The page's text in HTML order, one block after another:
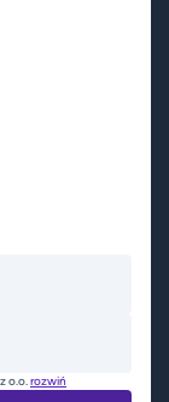
o.o.rozwiń